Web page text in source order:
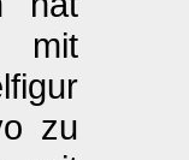
mit
zu